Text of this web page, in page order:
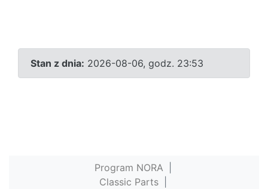
Stan z dnia: 2026-08-06, godz. 23:53
Program NORA
Classic Parts